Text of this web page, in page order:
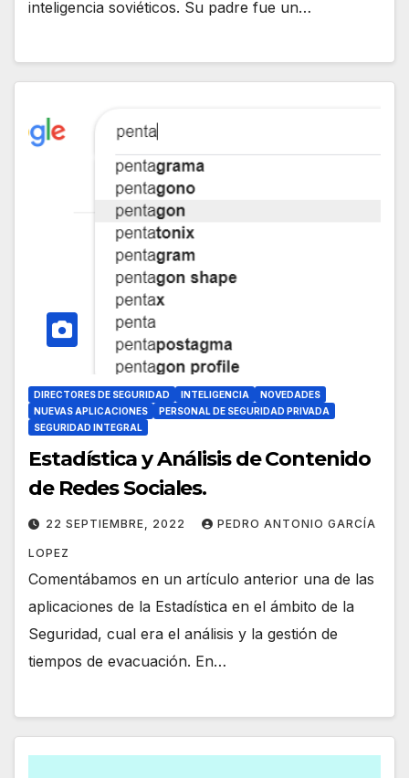
inteligencia soviéticos. Su padre fue un…
DIRECTORES DE SEGURIDAD INTELIGENCIA
NOVEDADES
NUEVAS APLICACIONES
PERSONAL DE SEGURIDAD PRIVADA
SEGURIDAD INTEGRAL
Estadística y Análisis de Contenido
de Redes Sociales.
22 SEPTIEMBRE, 2022 PEDRO ANTONIO GARCÍA
LOPEZ
Comentábamos en un artículo anterior una de las
aplicaciones de la Estadística en el ámbito de la
Seguridad, cual era el análisis y la gestión de
tiempos de evacuación. En…